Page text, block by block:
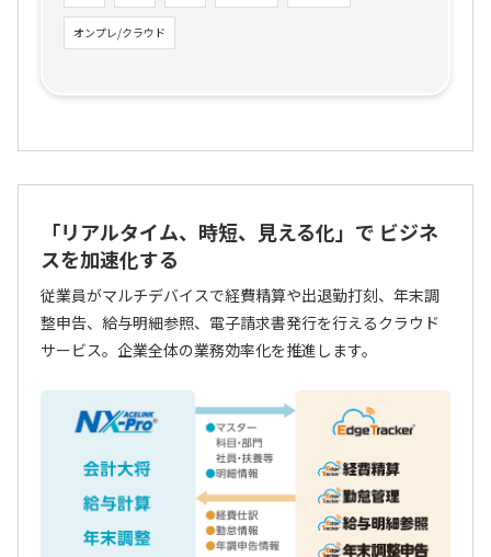
オンプレ/クラウド
「リアルタイム、時短、見える化」で ビジネ
スを加速化する
従業員がマルチデバイスで経費精算や出退勤打刻、年末調
整申告、給与明細参照、電子請求書発行を行えるクラウド
サービス。企業全体の業務効率化を推進します。